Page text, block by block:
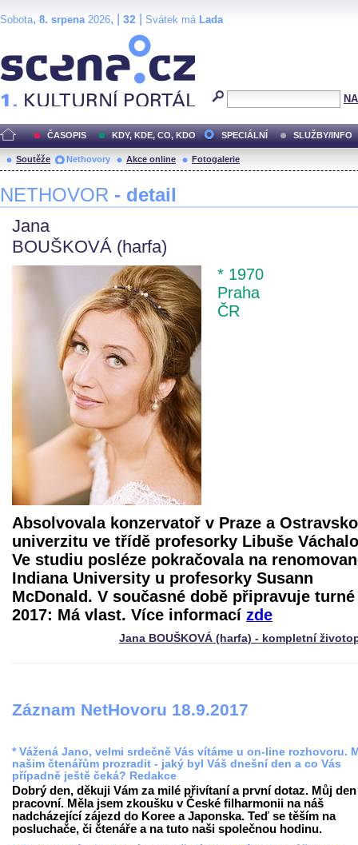
Sobota, 8. srpena2026, | 32 Svátek má Lada
ČASOPIS KDY, KDE, CO, KDO SPECIÁLNÍ SLUŽBY/INFO
Soutěže Nethovory Akce online Fotogalerie
NETHOVOR - detail
Jana
BOUŠKOVÁ (harfa)
* 1970
Praha
ČR
Absolvovala konzervatoř v Praze a
univerzitu ve třídě profesorky Libuše
Ve studiu posléze pokračovala na
Indiana University u profesorky Susann
McDonald. V současné době připravuje turné
2017: Má vlast. Více informací zde
Jana BOUŠKOVÁ (harfa) - kompletní
Záznam NetHovoru 18.9.2017
* Vážená Jano, velmi srdečně Vás vítáme u on-line rozhovoru.
našim čtenářům prozradit - jaký byl Váš dnešní den a co Vás
případně ještě čeká? Redakce
Dobrý den, děkuji Vám za milé přivítaní a první dotaz. Můj
pracovní. Měla jsem zkoušku v České filharmonii na náš
nadcházející zájezd do Koree a Japonska. Teď se těším na
posluchače, či čtenáře a na tuto naši společnou hodinu.